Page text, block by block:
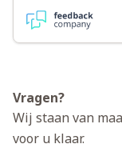
Vragen?
Wij staan van
voor u klaar.